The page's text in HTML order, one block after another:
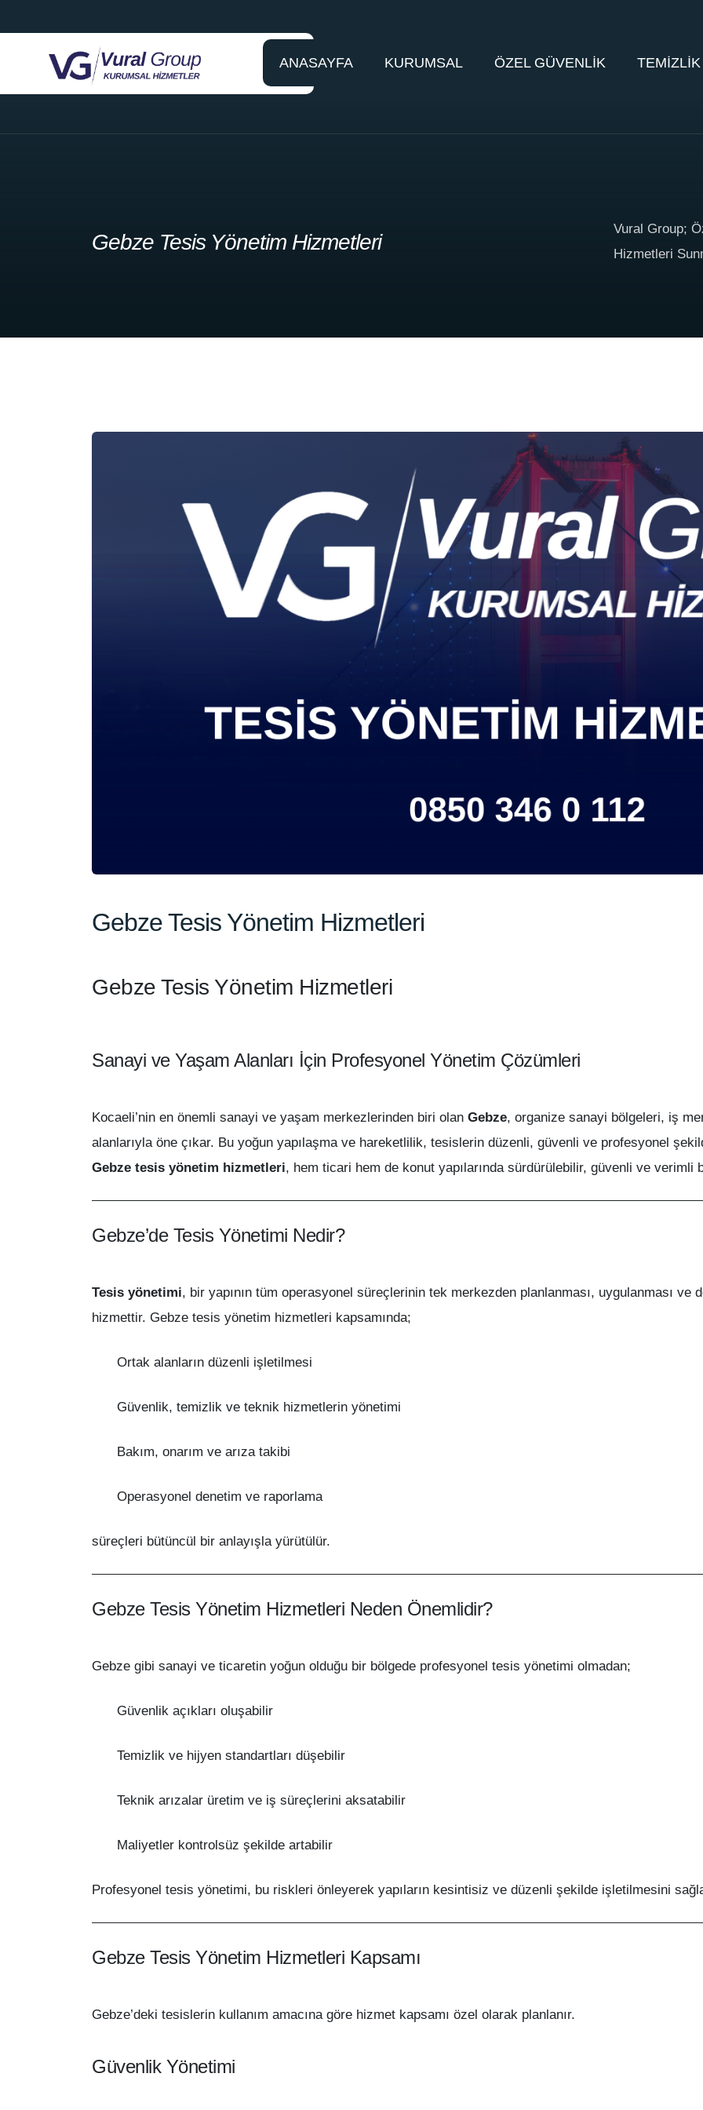
ANASAYFA KURUMSAL ÖZEL GÜVENLİK TEMİZLİK
Gebze Tesis Yönetim Hizmetleri
Vural Group;
Hizmetleri
Gebze Tesis Yönetim Hizmetleri
Gebze Tesis Yönetim Hizmetleri
Sanayi ve Yaşam Alanları İçin Profesyonel Yönetim Çözümleri
Kocaeli’nin en önemli sanayi ve yaşam merkezlerinden biri olan Gebze, organize sanayi bölgeleri, iş
alanlarıyla öne çıkar. Bu yoğun yapılaşma ve hareketlilik, tesislerin düzenli, güvenli ve profesyonel
Gebze tesis yönetim hizmetleri, hem ticari hem de konut yapılarında sürdürülebilir, güvenli ve verimli
Gebze’de Tesis Yönetimi Nedir?
Tesis yönetimi, bir yapının tüm operasyonel süreçlerinin tek merkezden planlanması, uygulanması
hizmettir. Gebze tesis yönetim hizmetleri kapsamında;
Ortak alanların düzenli işletilmesi
Güvenlik, temizlik ve teknik hizmetlerin yönetimi
Bakım, onarım ve arıza takibi
Operasyonel denetim ve raporlama
süreçleri bütüncül bir anlayışla yürütülür.
Gebze Tesis Yönetim Hizmetleri Neden Önemlidir?
Gebze gibi sanayi ve ticaretin yoğun olduğu bir bölgede profesyonel tesis yönetimi olmadan;
Güvenlik açıkları oluşabilir
Temizlik ve hijyen standartları düşebilir
Teknik arızalar üretim ve iş süreçlerini aksatabilir
Maliyetler kontrolsüz şekilde artabilir
Profesyonel tesis yönetimi, bu riskleri önleyerek yapıların kesintisiz ve düzenli şekilde işletilmesini
Gebze Tesis Yönetim Hizmetleri Kapsamı
Gebze’deki tesislerin kullanım amacına göre hizmet kapsamı özel olarak planlanır.
Güvenlik Yönetimi